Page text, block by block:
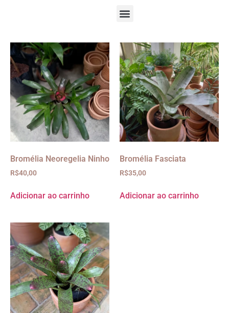
Bromélia Neoregelia Ninho
R$40,00
Adicionar ao carrinho
Bromélia Fasciata
R$35,00
Adicionar ao carrinho